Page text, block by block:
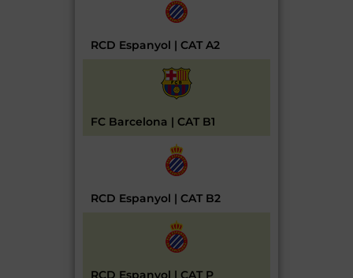
RCD Espanyol | CAT A2
FC Barcelona | CAT B1
RCD Espanyol | CAT B2
RCD Espanyol | CAT P